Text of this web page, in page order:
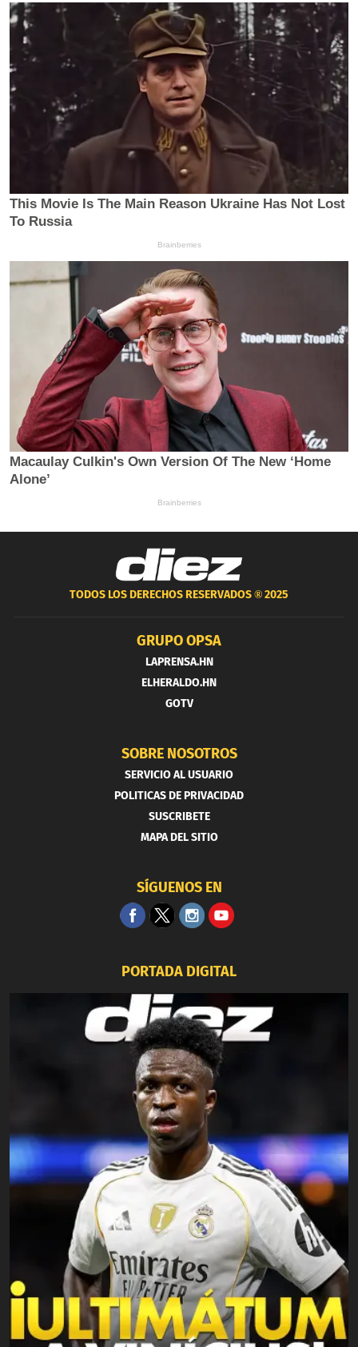
TODOS LOS DERECHOS RESERVADOS ®2025
GRUPO OPSA
LAPRENSA.HN
ELHERALDO.HN
GOTV
SOBRE NOSOTROS
SERVICIO AL USUARIO
POLITICAS DE PRIVACIDAD
SUSCRIBETE
MAPA DEL SITIO
SÍGUENOS EN
PORTADA DIGITAL